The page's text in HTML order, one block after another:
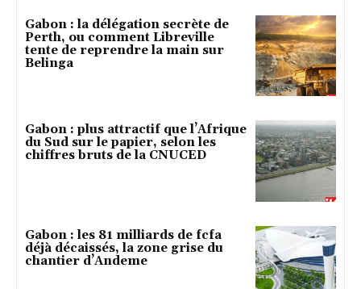
Gabon : la délégation secrète de
Perth, ou comment Libreville
tente de reprendre la main sur
Belinga
Gabon : plus attractif que l’Afrique
du Sud sur le papier, selon les
chiffres bruts de la CNUCED
Gabon : les 81 milliards de fcfa
déjà décaissés, la zone grise du
chantier d’Andeme